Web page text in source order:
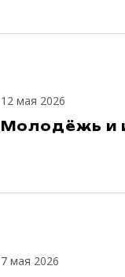
12 мая 2026
Молодёжь и
7 мая 2026